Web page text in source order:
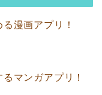
漫画アプリ！
マンガアプリ！